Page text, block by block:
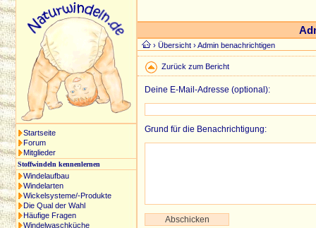
Startseite
Forum
Mitglieder
Stoffwindeln kennenlernen
Windelaufbau
Windelarten
Wickelsysteme/-Produkte
Die Qual der Wahl
Häufige Fragen
Windelwaschküche
›Übersicht › Admin benachrichtigen
Zurück zum Bericht
Deine E-Mail-Adresse (optional):
Grund für die Benachrichtigung: